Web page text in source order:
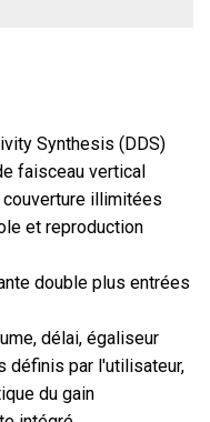
Synthesis (DDS)
faisceau vertical
illimitées
et reproduction
double plus entrées
délai, égaliseur
définis par l'utilisateur,
du gain